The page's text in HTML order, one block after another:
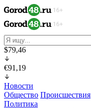
$79,46
€91,19
Новости
Общество Происшествия
Политика